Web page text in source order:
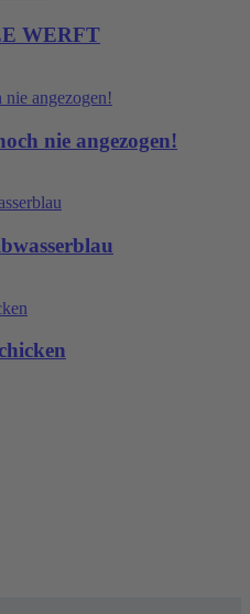
WERFT
nie angezogen!